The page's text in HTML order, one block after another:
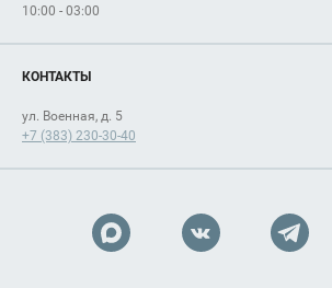
10:00 - 03:00
КОНТАКТЫ
ул. Военная, д. 5
+7 (383) 230-30-40